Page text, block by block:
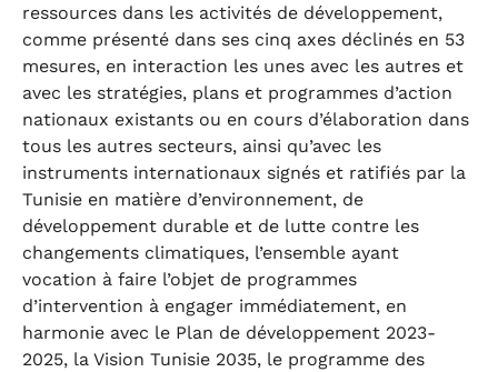
ressources dans les activités de développement,
comme présenté dans ses cinq axes déclinés en 53
mesures, en interaction les unes avec les autres et
avec les stratégies, plans et programmes d’action
nationaux existants ou en cours d’élaboration dans
tous les autres secteurs, ainsi qu’avec les
instruments internationaux signés et ratifiés par la
Tunisie en matière d’environnement, de
développement durable et de lutte contre les
changements climatiques, l’ensemble ayant
vocation à faire l’objet de programmes
d’intervention à engager immédiatement, en
harmonie avec le Plan de développement 2023-
2025, la Vision Tunisie 2035, le programme des